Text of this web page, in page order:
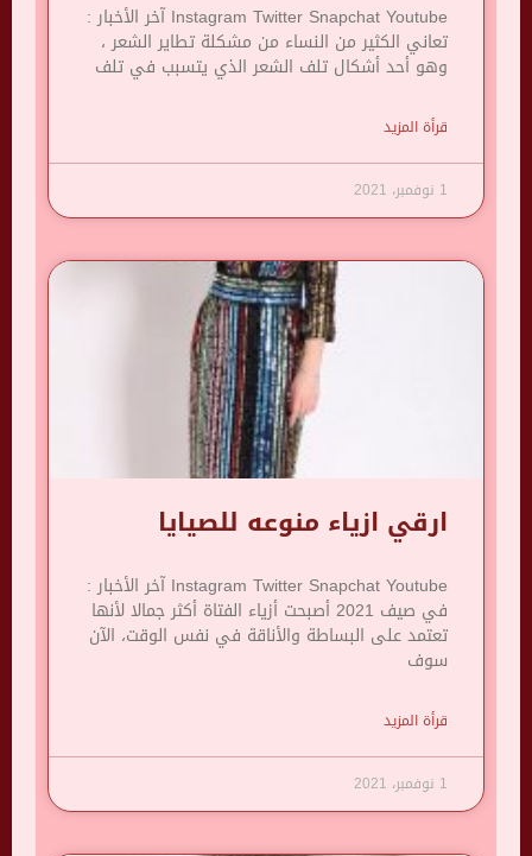
Instagram Twitter Snapchat Youtube آخر الأخبار :
تعاني الكثير من النساء من مشكلة تطاير الشعر ،
وهو أحد أشكال تلف الشعر الذي يتسبب في تلف
قرأة المزيد
1 نوفمبر، 2021
ارقي ازياء منوعه للصيايا
Instagram Twitter Snapchat Youtube آخر الأخبار :
في صيف 2021 أصبحت أزياء الفتاة أكثر جمالا لأنها
تعتمد على البساطة والأناقة في نفس الوقت، الآن
سوف
قرأة المزيد
1 نوفمبر، 2021